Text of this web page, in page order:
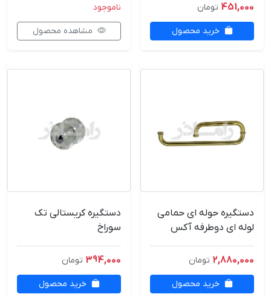
451,000 تومان
خرید محصول
ناموجود
مشاهده محصول
دستگیره حوله ای حمامی
لوله ای دوطرفه آکس
2,880,000 تومان
خرید محصول
دستگیره کریستالی تک
سوراخ
394,000 تومان
خرید محصول